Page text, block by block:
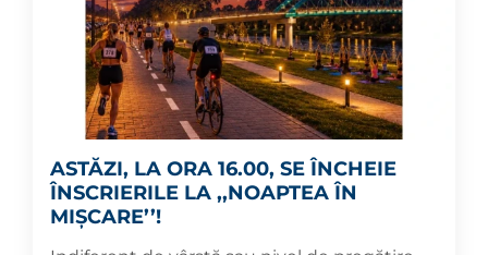
ASTĂZI, LA ORA 16.00, SE ÎNCHEIE
ÎNSCRIERILE LA ,,NOAPTEA ÎN
MIȘCARE’’!